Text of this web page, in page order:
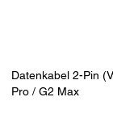
Datenkabel 2-Pin
Pro / G2 Max